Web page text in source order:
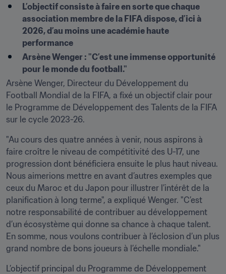
L’objectif consiste à faire en sorte que chaque
association membre de la FIFA dispose, d’ici à
2026, d’au moins une académie haute
performance
Arsène Wenger : "C’est une immense opportunité
pour le monde du football."
Arsène Wenger, Directeur du Développement du
Football Mondial de la FIFA, a fixé un objectif clair pour
le Programme de Développement des Talents de la FIFA
sur le cycle 2023-26.
"Au cours des quatre années à venir, nous aspirons à
faire croître le niveau de compétitivité des U-17, une
progression dont bénéficiera ensuite le plus haut niveau.
Nous aimerions mettre en avant d’autres exemples que
ceux du Maroc et du Japon pour illustrer l’intérêt de la
planification à long terme", a expliqué Wenger. "C’est
notre responsabilité de contribuer au développement
d’un écosystème qui donne sa chance à chaque talent.
En somme, nous voulons contribuer à l’éclosion d’un plus
grand nombre de bons joueurs à l’échelle mondiale."
L’objectif principal du Programme de Développement